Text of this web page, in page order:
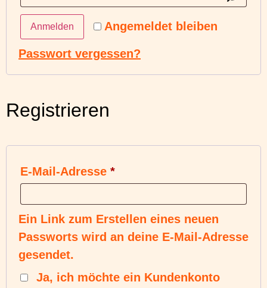
Angemeldet bleiben
Anmelden
Passwort vergessen?
Registrieren
E-Mail-Adresse *
Ein Link zum Erstellen eines neuen
Passworts wird an deine E-Mail-Adresse
gesendet.
Ja, ich möchte ein Kundenkonto